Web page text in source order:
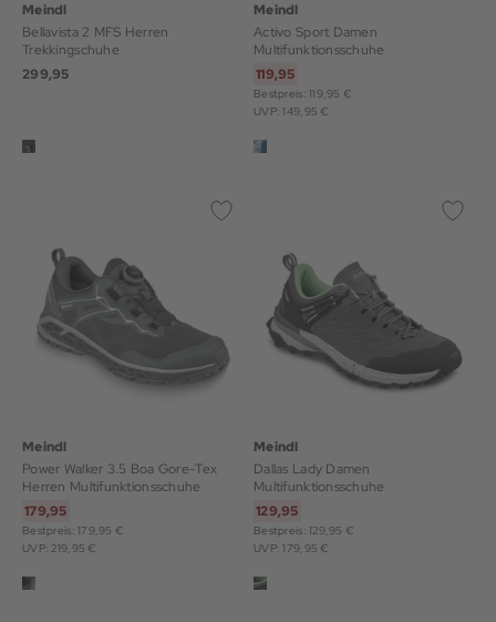
Meindl
Bellavista 2 MFS Herren
Trekkingschuhe
299,95
Meindl
Activo Sport Damen
Multifunktionsschuhe
119,95
Bestpreis: 119,95 €
UVP: 149,95 €
Meindl
Power Walker 3.5 Boa Gore-Tex
Herren Multifunktionsschuhe
179,95
Bestpreis: 179,95 €
UVP: 219,95 €
Meindl
Dallas Lady Damen
Multifunktionsschuhe
129,95
Bestpreis: 129,95 €
UVP: 179,95 €